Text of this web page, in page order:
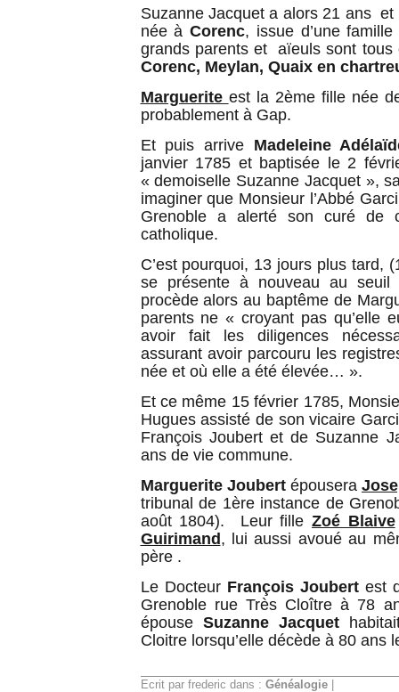
Suzanne Jacquet a alors 21 ans
née àCorenc, issue d’une
grands parents et aïeuls sont tous
Corenc, Meylan, Quaix en
Marguerite est la 2ème fille née
probablement à Gap.
Et puis arrive Madeleine Adélaïd
janvier 1785 et baptisée le 2
« demoiselle Suzanne Jacquet »,
imaginer que Monsieur l’Abbé
Grenoble a alerté son curé de
catholique.
C’est pourquoi, 13 jours plus tard,
se présente à nouveau au seuil
procède alors au baptême de
parents ne « croyant pas qu’elle
avoir fait les diligences
assurant avoir parcouru les
née et où elle a été élevée… ».
Et ce même 15 février 1785,
Hugues assisté de son vicaire
François Joubert et de Suzanne
ans de vie commune.
Marguerite Joubertépousera
tribunal de 1ère instance de
août 1804). Leur fille Zoé Blaive
Guirimand , lui aussi avoué au
père .
Le DocteurFrançois Joubertest
Grenoble rue Très Cloître à 78
épouseSuzanne Jacquet
Cloitre lorsqu’elle décède à 80 ans
Ecrit par frederic dans : Généalogie|